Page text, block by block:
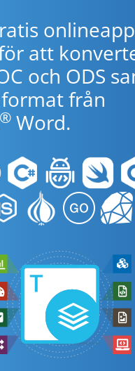
för att
och ODS
från
® Word.